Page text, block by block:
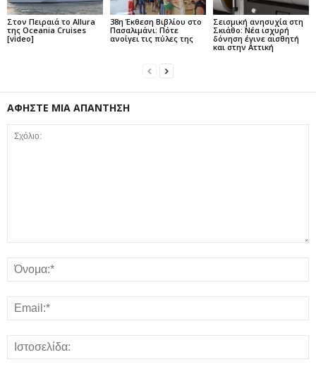
Στον Πειραιά το Allura
της Oceania Cruises
[video]
38η Έκθεση Βιβλίου στο
Πασαλιμάνι: Πότε
ανοίγει τις πύλες της
Σεισμική ανησυχία στη
Σκιάθο: Νέα ισχυρή
δόνηση έγινε αισθητή
και στην Αττική
ΑΦΗΣΤΕ ΜΙΑ ΑΠΑΝΤΗΣΗ